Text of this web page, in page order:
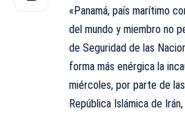
«Panamá, país marítimo
del mundo y miembro no
de Seguridad de las
forma más enérgica la
miércoles, por parte de
República Islámica de